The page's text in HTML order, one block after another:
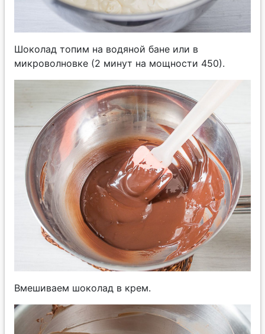
Шоколад топим на водяной бане или в
микроволновке (2 минут на мощности 450).
Вмешиваем шоколад в крем.